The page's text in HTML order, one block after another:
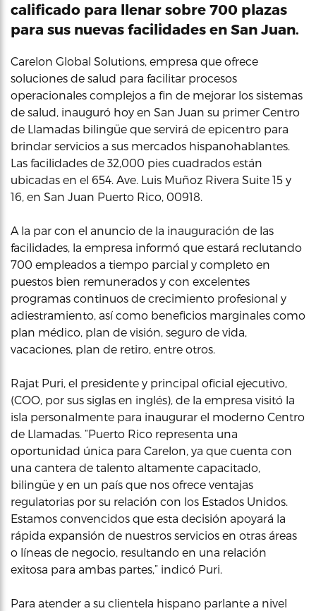
calificado para llenar sobre 700 plazas
para sus nuevas facilidades en San Juan.
Carelon Global Solutions, empresa que ofrece
soluciones de salud para facilitar procesos
operacionales complejos a fin de mejorar los sistemas
de salud, inauguró hoy en San Juan su primer Centro
de Llamadas bilingüe que servirá de epicentro para
brindar servicios a sus mercados hispanohablantes.
Las facilidades de 32,000 pies cuadrados están
ubicadas en el 654. Ave. Luis Muñoz Rivera Suite 15 y
16, en San Juan Puerto Rico, 00918.
A la par con el anuncio de la inauguración de las
facilidades, la empresa informó que estará reclutando
700 empleados a tiempo parcial y completo en
puestos bien remunerados y con excelentes
programas continuos de crecimiento profesional y
adiestramiento, así como beneficios marginales como
plan médico, plan de visión, seguro de vida,
vacaciones, plan de retiro, entre otros.
Rajat Puri, el presidente y principal oficial ejecutivo,
(COO, por sus siglas en inglés), de la empresa visitó la
isla personalmente para inaugurar el moderno Centro
de Llamadas. “Puerto Rico representa una
oportunidad única para Carelon, ya que cuenta con
una cantera de talento altamente capacitado,
bilingüe y en un país que nos ofrece ventajas
regulatorias por su relación con los Estados Unidos.
Estamos convencidos que esta decisión apoyará la
rápida expansión de nuestros servicios en otras áreas
o líneas de negocio, resultando en una relación
exitosa para ambas partes,” indicó Puri.
Para atender a su clientela hispano parlante a nivel